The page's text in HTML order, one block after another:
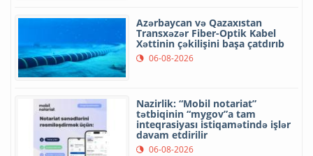
Azərbaycan və Qazaxıstan
Transxəzər Fiber-Optik Kabel
Xəttinin çəkilişini başa çatdırıb
06-08-2026
Nazirlik: “Mobil notariat”
tətbiqinin “mygov”a tam
inteqrasiyası istiqamətində işlər
davam etdirilir
06-08-2026